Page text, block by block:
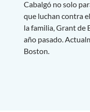
Cabalgó no solo
que luchan contra
la familia, Grant de
año pasado.
Boston.